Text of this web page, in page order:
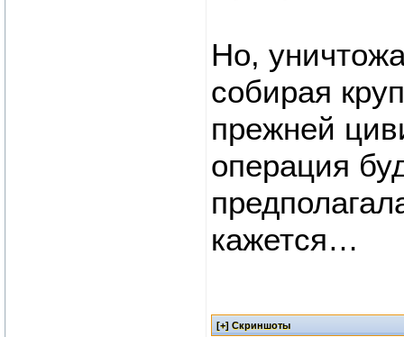
Но,
собирая
прежней
операция
кажется…